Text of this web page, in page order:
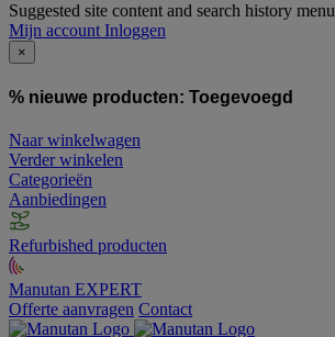
Suggested site content and search history menu
Mijn account Inloggen
×
% nieuwe producten: Toegevoegd
Naar winkelwagen
Verder winkelen
Categorieën
Aanbiedingen
Refurbished producten
Manutan EXPERT
Offerte aanvragen Contact